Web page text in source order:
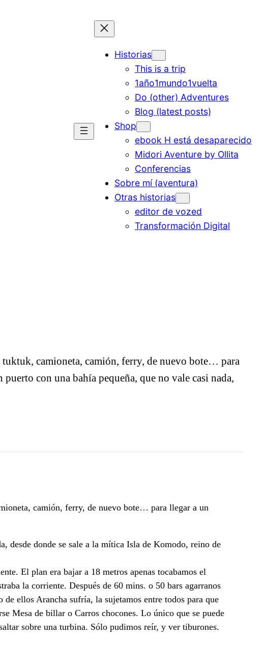
Historias
This is a trip
1año1mundo1vuelta
Do (other) Adventures
Blog (latest posts)
Shop
ebook H está desaparecido
Midori Aventure by Ollita
Conferencias
Sobre mí (aventura)
Otras historias
editor de vozed
Transformación Digital
camioneta, camión, ferry, de nuevo bote… para
con una bahía pequeña, que no vale casi nada,
camión, ferry, de nuevo bote… para llegar a un
desde donde se sale a la mítica Isla de Komodo, reino de
El plan era bajar a 18 metros apenas tocabamos el
la corriente. Después de 60 mins. o 50 bars agarranos
ellos Arancha sufría, la sujetamos entre todos para que
Mesa de billar o Carros chocones. Lo único que se puede
sobre una turbina. Sólo pudimos reír, y ver tiburones.